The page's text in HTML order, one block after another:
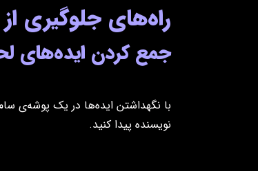
راه‌های جلوگیری
جمع کردن ایده‌ها‌ی
با نگهداشتن ایده‌ها در یک پوشه‌ی
نویسنده پیدا کنید.